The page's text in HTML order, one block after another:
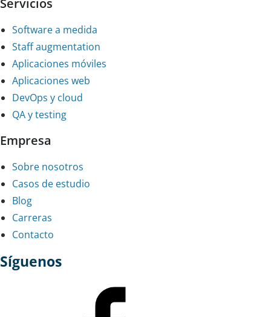
Servicios
Software a medida
Staff augmentation
Aplicaciones móviles
Aplicaciones web
DevOps y cloud
QA y testing
Empresa
Sobre nosotros
Casos de estudio
Blog
Carreras
Contacto
Síguenos